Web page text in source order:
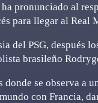
pronunciado al
para llegar al Real
del PSG, después
brasileño
se observa a
con Francia,